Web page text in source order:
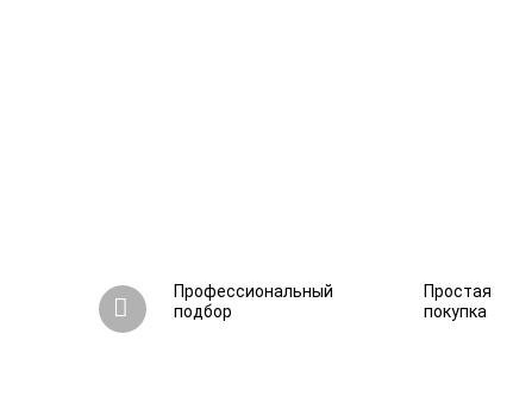
Профессиональный
подбор
Простая
покупка